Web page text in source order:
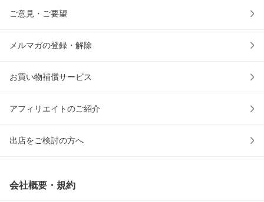
ご意見・ご要望
メルマガの登録・解除
お買い物補償サービス
アフィリエイトのご紹介
出店をご検討の方へ
会社概要・規約